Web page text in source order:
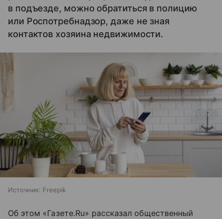
в подъезде, можно обратиться в полицию
или Роспотребнадзор, даже не зная
контактов хозяина недвижимости.
Источник: Freepik
Об этом «Газете.Ru» рассказал общественный